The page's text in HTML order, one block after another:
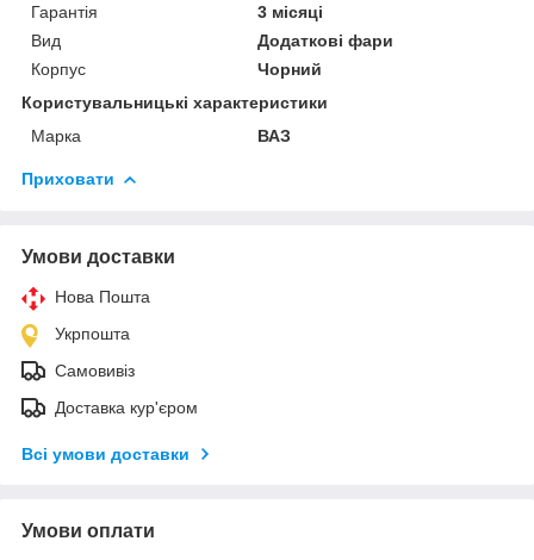
Гарантія
3 місяці
Вид
Додаткові фари
Корпус
Чорний
Користувальницькі характеристики
Марка
ВАЗ
Приховати
Умови доставки
Нова Пошта
Укрпошта
Самовивіз
Доставка кур'єром
Всі умови доставки
Умови оплати